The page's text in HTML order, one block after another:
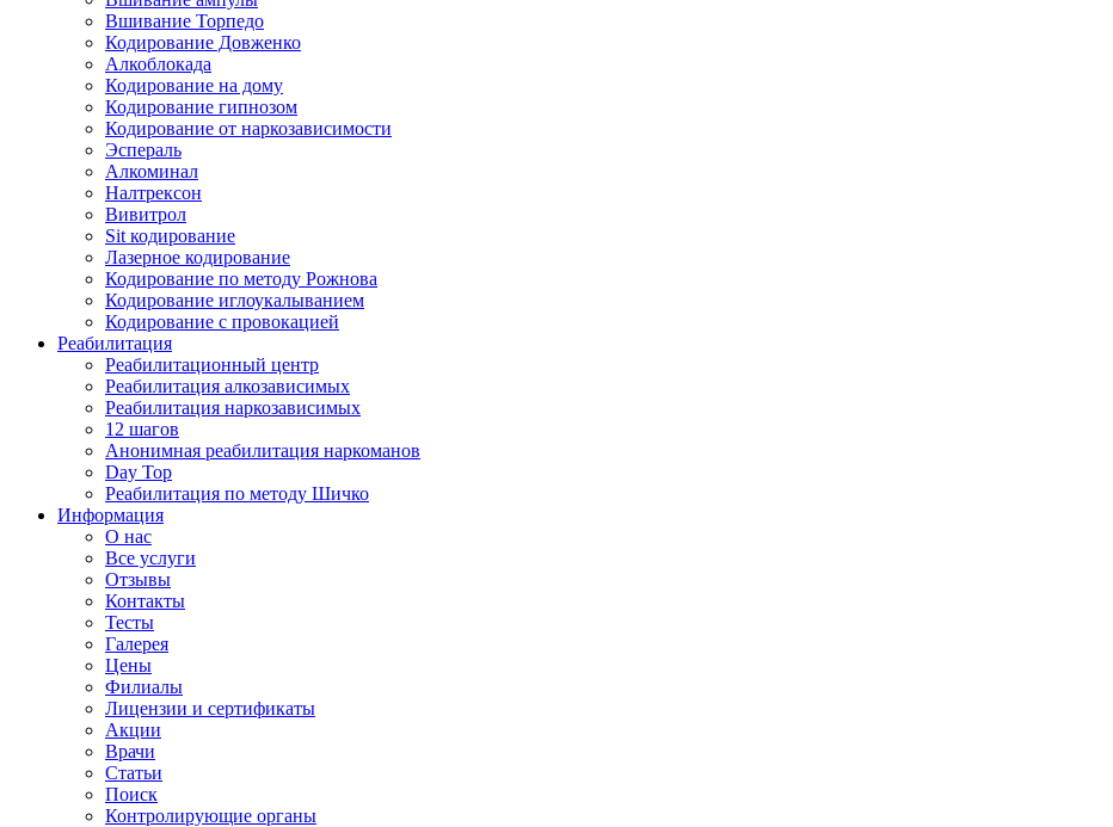
Вшивание Торпедо
Кодирование Довженко
Алкоблокада
Кодирование на дому
Кодирование гипнозом
Кодирование от наркозависимости
Эспераль
Алкоминал
Налтрексон
Вивитрол
Sit кодирование
Лазерное кодирование
Кодирование по методу Рожнова
Кодирование иглоукалыванием
Кодирование с провокацией
Реабилитация
Реабилитационный центр
Реабилитация алкозависимых
Реабилитация наркозависимых
12 шагов
Анонимная реабилитация наркоманов
Day Top
Реабилитация по методу Шичко
Информация
О нас
Все услуги
Отзывы
Контакты
Тесты
Галерея
Цены
Филиалы
Лицензии и сертификаты
Акции
Врачи
Статьи
Поиск
Контролирующие органы